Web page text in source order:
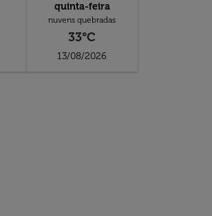
quinta-feira
nuvens quebradas
33°C
13/08/2026